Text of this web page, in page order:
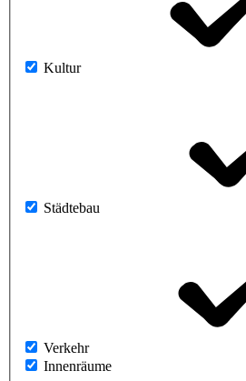
Kultur
Städtebau
Verkehr
Innenräume